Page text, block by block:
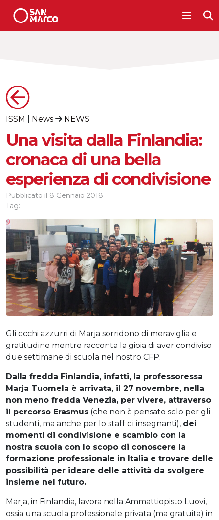
ISSM News NEWS
Una visita dalla Finlandia:
cronaca di una bella
esperienza di condivisione
Pubblicato il 8 Gennaio 2018
Tag:
Gli occhi azzurri di Marja sorridono di meraviglia e
gratitudine mentre racconta la gioia di aver condiviso
due settimane di scuola nel nostro CFP.
Dalla fredda Finlandia, infatti, la professoressa
Marja Tuomela è arrivata, il 27 novembre, nella
non meno fredda Venezia, per vivere, attraverso
il percorso Erasmus (che non è pensato solo per gli
studenti, ma anche per lo staff di insegnanti), dei
momenti di condivisione e scambio con la
nostra scuola con lo scopo di conoscere la
formazione professionale in Italia e trovare delle
possibilità per ideare delle attività da svolgere
insieme nel futuro.
Marja, in Finlandia, lavora nella Ammattiopisto Luovi,
ossia una scuola professionale privata (ma gratuita) in